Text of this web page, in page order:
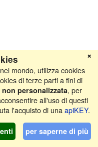
❌
mondo, utilizza cookies
di terze parti a fini di
non personalizzata, per
all'uso di questi
l'acquisto di unaapiKEY.
per saperne di più